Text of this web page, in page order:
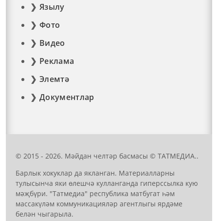
Язылу
Фото
Видео
Реклама
Элемтә
Документлар
© 2015 - 2026. Мәйдан челтәр басмасы © ТАТМЕДИА..
Барлык хокуклар да якланган. Материалларны
тулысынча яки өлешчә кулланганда гиперссылка кую
мәҗбүри. "Татмедиа" республика матбугат һәм
массакүләм коммуникацияләр агентлыгы ярдәме
белән чыгарыла.